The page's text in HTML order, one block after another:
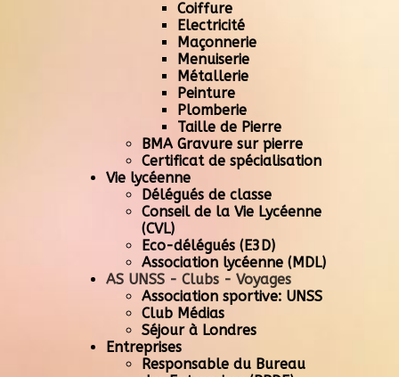
Coiffure
Electricité
Maçonnerie
Menuiserie
Métallerie
Peinture
Plomberie
Taille de Pierre
BMA Gravure sur pierre
Certificat de spécialisation
Vie lycéenne
Délégués de classe
Conseil de la Vie Lycéenne
(CVL)
Eco-délégués (E3D)
Association lycéenne (MDL)
AS UNSS - Clubs - Voyages
Association sportive: UNSS
Club Médias
Séjour à Londres
Entreprises
Responsable du Bureau